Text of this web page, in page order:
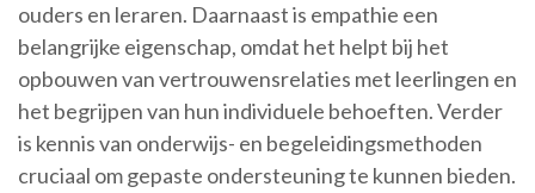
ouders en leraren. Daarnaast is empathie een
belangrijke eigenschap, omdat het helpt bij het
opbouwen van vertrouwensrelaties met leerlingen en
het begrijpen van hun individuele behoeften. Verder
is kennis van onderwijs- en begeleidingsmethoden
cruciaal om gepaste ondersteuning te kunnen bieden.